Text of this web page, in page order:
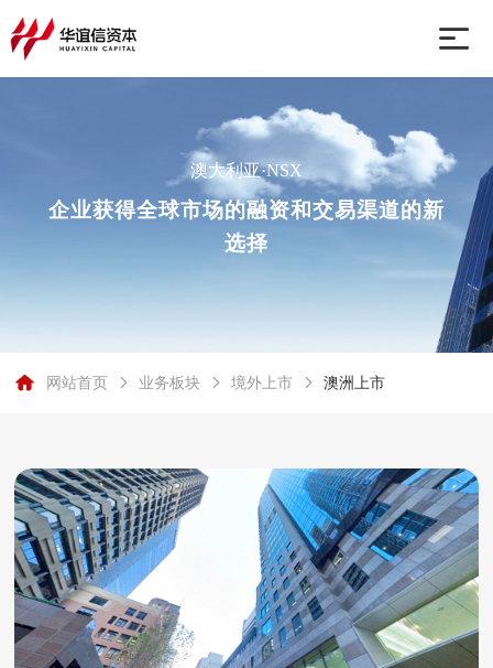
联系我们
澳大利亚·NSX
企业获得全球市场的融资和交易渠道的新
选择
网站首页 业务板块 境外上市 澳洲上市